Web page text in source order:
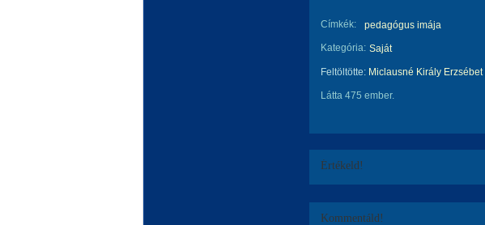
Címkék:
pedagógus imája
Kategória: Saját
Feltöltötte: Miclausné Király Erzsébet|
Látta 475 ember.
Értékeld!
Kommentáld!